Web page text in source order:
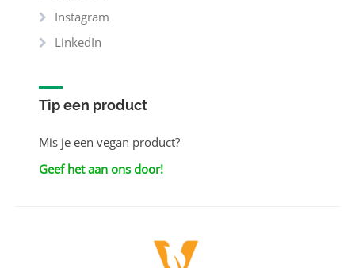
Instagram
LinkedIn
Tip een product
Mis je een vegan product?
Geef het aan ons door!